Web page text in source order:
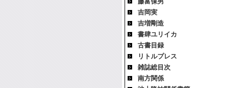
吉岡実
吉増剛造
書肆ユリイカ
古書目録
リトルプレス
雑誌総目次
南方関係